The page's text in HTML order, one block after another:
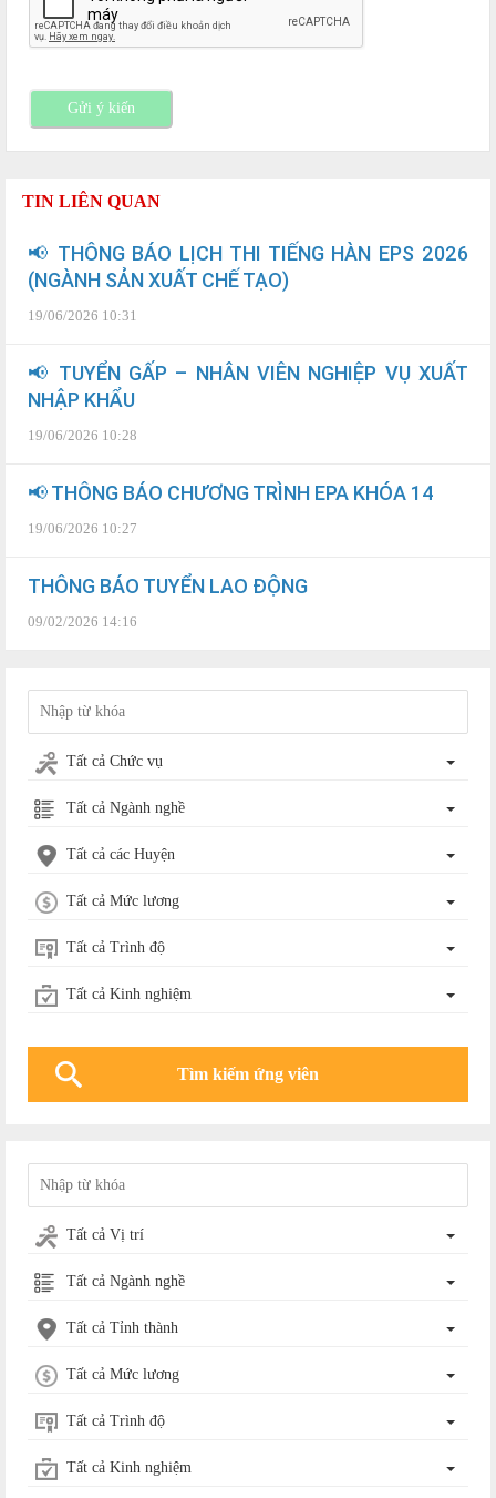
Gửi ý kiến
TIN LIÊN QUAN
📢 THÔNG BÁO LỊCH THI TIẾNG HÀN EPS 2026
(NGÀNH SẢN XUẤT CHẾ TẠO)
19/06/2026 10:31
📢 TUYỂN GẤP – NHÂN VIÊN NGHIỆP VỤ XUẤT
NHẬP KHẨU
19/06/2026 10:28
📢 THÔNG BÁO CHƯƠNG TRÌNH EPA KHÓA 14
19/06/2026 10:27
THÔNG BÁO TUYỂN LAO ĐỘNG
09/02/2026 14:16
Tất cả Chức vụ
Tất cả Ngành nghề
Tất cả các Huyện
Tất cả Mức lương
Tất cả Trình độ
Tất cả Kinh nghiệm
Tất cả Vị trí
Tất cả Ngành nghề
Tất cả Tỉnh thành
Tất cả Mức lương
Tất cả Trình độ
Tất cả Kinh nghiệm